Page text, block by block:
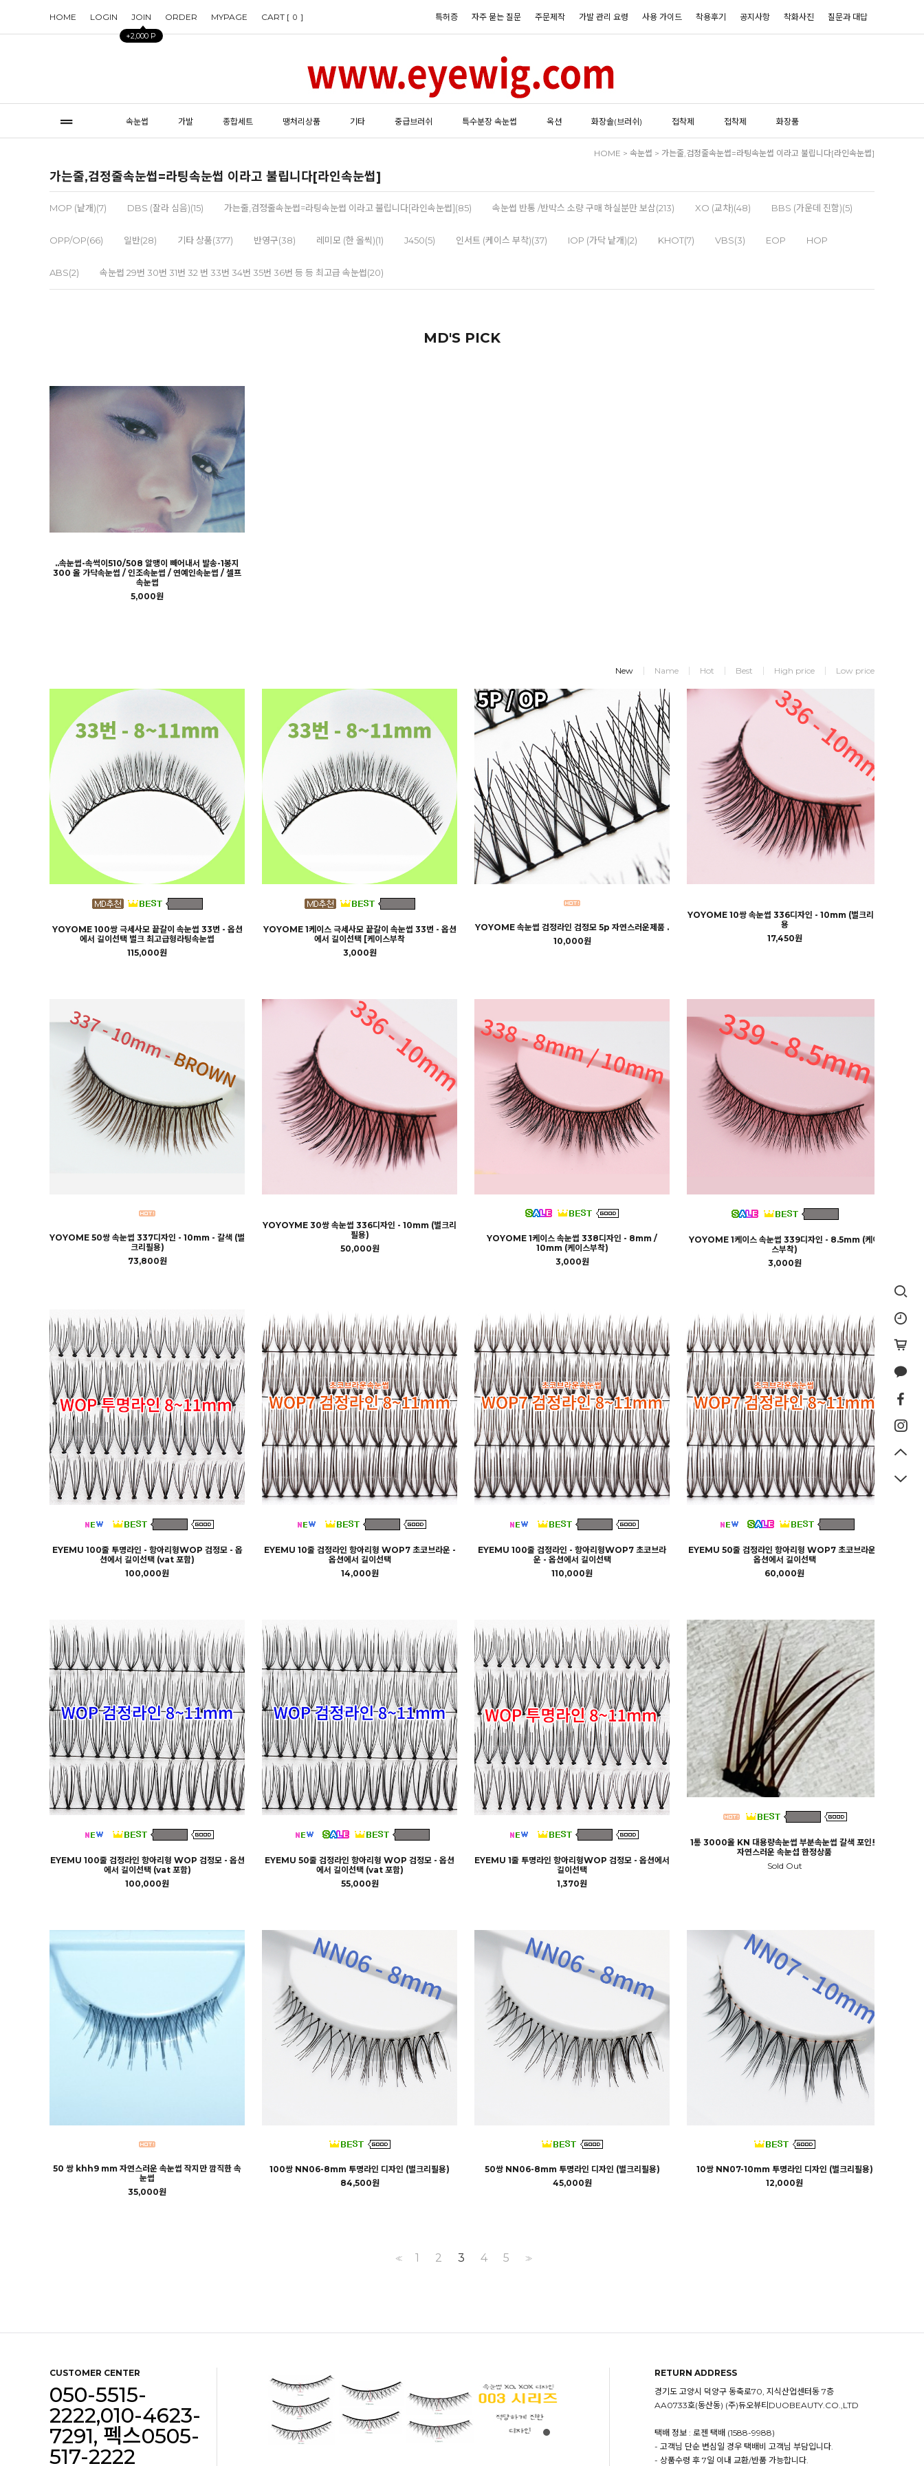
HOME LOGIN JOIN
+2,000 P
ORDER MYPAGE CART [ 0 ] 특허증 자주 묻는 질문 주문제작 가발 관리 요령 사용 가이드 착용후기 공지사항 착화사진 질문과 대답
속눈썹 가발 종합세트 땡처리상품 기타 중급브러쉬 특수분장 속눈썹 옥션 화장솔(브러쉬) 접착제 접착제 화장품
HOME > 속눈썹 > 가는줄,검정줄속눈썹=라팅속눈썹 이라고 불립니다[라인속눈썹]
가는줄,검정줄속눈썹=라팅속눈썹 이라고 불립니다[라인속눈썹]
MOP (낱개)(7) DBS (잘라 심음)(15) 가는줄,검정줄속눈썹=라팅속눈썹 이라고 불립니다[라인속눈썹](85) 속눈썹 반통 /반박스 소량 구매 하실분만 보삼(213) XO (교차)(48) BBS (가운데 진함)(5)
OPP/OP(66) 일반(28) 기타 상품(377) 반영구(38) 레미모 (한 올씩)(1) J450(5) 인서트 (케이스 부착)(37) IOP (가닥 낱개)(2) KHOT(7) VBS(3) EOP HOP
ABS(2) 속눈썹 29번 30번 31번 32 번 33번 34번 35번 36번 등 등 최고급 속눈썹(20)
MD'S PICK
..속눈썹-속썩이510/508 알맹이 빼어내서 발송-1봉지
300 올 가닥속눈썹 / 인조속눈썹 / 연예인속눈썹 / 셀프
속눈썹
5,000원
New Name Hot Best High price Low price
YOYOME 100쌍 극세사모 끝갈이 속눈썹 33번 - 옵션
에서 길이선택 벌크 최고급형라팅속눈썹
115,000원
YOYOME 1케이스 극세사모 끝갈이 속눈썹 33번 - 옵션
에서 길이선택 [케이스부착
3,000원
YOYOME 속눈썹 검정라인 검정모 5p 자연스러운제품 .
10,000원
YOYOME 10쌍 속눈썹 336디자인 - 10mm (벌크리필
용
17,450원
YOYOME 50쌍 속눈썹 337디자인 - 10mm - 갈색 (벌
크리필용)
73,800원
YOYOYME 30쌍 속눈썹 336디자인 - 10mm (벌크리
필용)
50,000원
YOYOME 1케이스 속눈썹 338디자인 - 8mm /
10mm (케이스부착)
3,000원
YOYOME 1케이스 속눈썹 339디자인 - 8.5mm (케이
스부착)
3,000원
EYEMU 100줄 투명라인 - 항아리형WOP 검정모 - 옵
션에서 길이선택 (vat 포함)
100,000원
EYEMU 10줄 검정라인 항아리형 WOP7 초코브라운 -
옵션에서 길이선택
14,000원
EYEMU 100줄 검정라인 - 항아리형WOP7 초코브라
운 - 옵션에서 길이선택
110,000원
EYEMU 50줄 검정라인 항아리형 WOP7 초코브라운 -
옵션에서 길이선택
60,000원
EYEMU 100줄 검정라인 항아리형 WOP 검정모 - 옵션
에서 길이선택 (vat 포함)
100,000원
EYEMU 50줄 검정라인 항아리형 WOP 검정모 - 옵션
에서 길이선택 (vat 포함)
55,000원
EYEMU 1줄 투명라인 항아리형WOP 검정모 - 옵션에서
길이선택
1,370원
1통 3000올 KN 대용량속눈썹 부분속눈썹 갈색 포인트
자연스러운 속눈섭 한정상품
Sold Out
50 쌍 khh9 mm 자연스러운 속눈썹 작지만 깜직한 속
눈썹
35,000원
100쌍 NN06-8mm 투명라인 디자인 (벌크리필용)
84,500원
50쌍 NN06-8mm 투명라인 디자인 (벌크리필용)
45,000원
10쌍 NN07-10mm 투명라인 디자인 (벌크리필용)
12,000원
<< 1 2 3 4 5 >>
CUSTOMER CENTER
050-5515-
2222,010-4623-
7291, 펙스0505-
517-2222
RETURN ADDRESS
경기도 고양시 덕양구 동축로70, 지식산업센터동 7층
AA0733호(동산동) (주)듀오뷰티DUOBEAUTY.CO.,LTD
택배 정보 : 로젠 택배 (1588-9988)
- 고객님 단순 변심일 경우 택배비 고객님 부담입니다.
- 상품수령 후 7일 이내 교환/반품 가능합니다.